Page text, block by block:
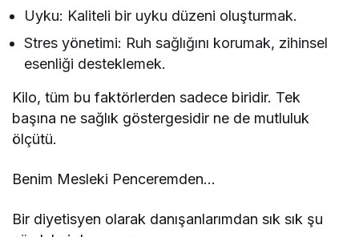
Uyku: Kaliteli bir uyku düzeni oluşturmak.
Stres yönetimi: Ruh sağlığını korumak, zihinsel
esenliği desteklemek.
Kilo, tüm bu faktörlerden sadece biridir. Tek
başına ne sağlık göstergesidir ne de mutluluk
ölçütü.
Benim Mesleki Penceremden…
Bir diyetisyen olarak danışanlarımdan sık sık şu